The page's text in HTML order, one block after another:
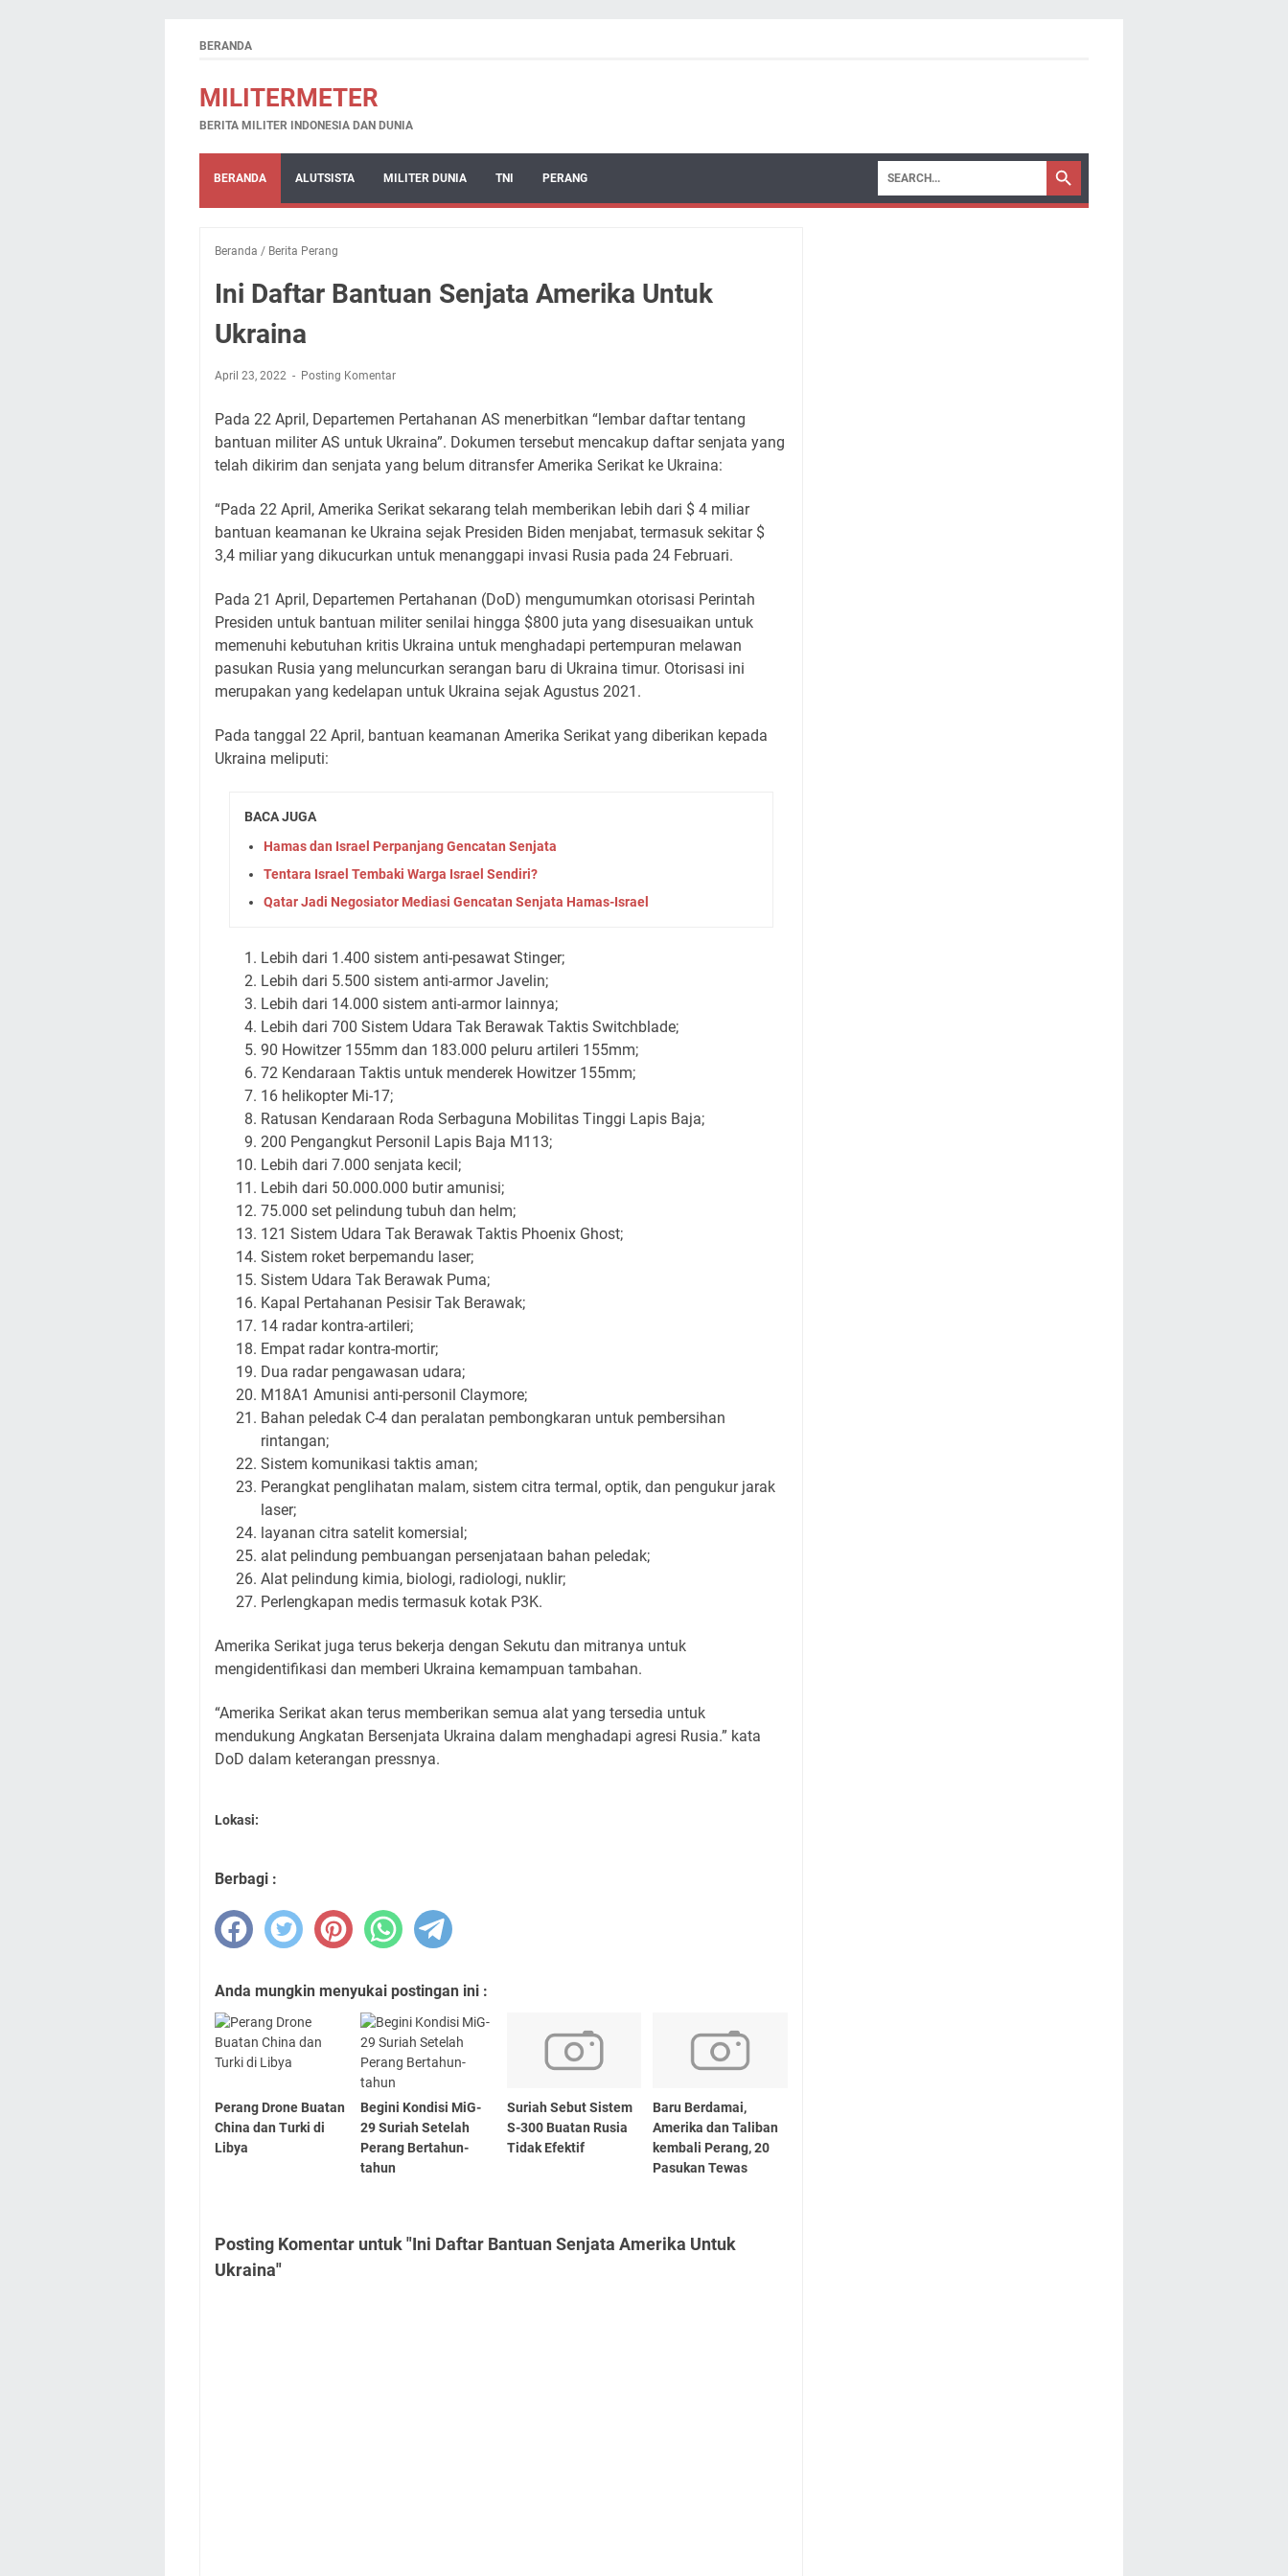
BERANDA
MILITERMETER
BERITA MILITER INDONESIA DAN DUNIA
BERANDA ALUTSISTA MILITER DUNIA TNI PERANG
Beranda / Berita Perang
Ini Daftar Bantuan Senjata Amerika Untuk
Ukraina
April 23, 2022 Posting Komentar
Pada 22 April, Departemen Pertahanan AS menerbitkan “lembar daftar tentang
bantuan militer AS untuk Ukraina”. Dokumen tersebut mencakup daftar senjata yang
telah dikirim dan senjata yang belum ditransfer Amerika Serikat ke Ukraina:
“Pada 22 April, Amerika Serikat sekarang telah memberikan lebih dari $ 4 miliar
bantuan keamanan ke Ukraina sejak Presiden Biden menjabat, termasuk sekitar $
3,4 miliar yang dikucurkan untuk menanggapi invasi Rusia pada 24 Februari.
Pada 21 April, Departemen Pertahanan (DoD) mengumumkan otorisasi Perintah
Presiden untuk bantuan militer senilai hingga $800 juta yang disesuaikan untuk
memenuhi kebutuhan kritis Ukraina untuk menghadapi pertempuran melawan
pasukan Rusia yang meluncurkan serangan baru di Ukraina timur. Otorisasi ini
merupakan yang kedelapan untuk Ukraina sejak Agustus 2021.
Pada tanggal 22 April, bantuan keamanan Amerika Serikat yang diberikan kepada
Ukraina meliputi:
BACA JUGA
Hamas dan Israel Perpanjang Gencatan Senjata
Tentara Israel Tembaki Warga Israel Sendiri?
Qatar Jadi Negosiator Mediasi Gencatan Senjata Hamas-Israel
Lebih dari 1.400 sistem anti-pesawat Stinger;
Lebih dari 5.500 sistem anti-armor Javelin;
Lebih dari 14.000 sistem anti-armor lainnya;
Lebih dari 700 Sistem Udara Tak Berawak Taktis Switchblade;
90 Howitzer 155mm dan 183.000 peluru artileri 155mm;
72 Kendaraan Taktis untuk menderek Howitzer 155mm;
16 helikopter Mi-17;
Ratusan Kendaraan Roda Serbaguna Mobilitas Tinggi Lapis Baja;
200 Pengangkut Personil Lapis Baja M113;
Lebih dari 7.000 senjata kecil;
Lebih dari 50.000.000 butir amunisi;
75.000 set pelindung tubuh dan helm;
121 Sistem Udara Tak Berawak Taktis Phoenix Ghost;
Sistem roket berpemandu laser;
Sistem Udara Tak Berawak Puma;
Kapal Pertahanan Pesisir Tak Berawak;
14 radar kontra-artileri;
Empat radar kontra-mortir;
Dua radar pengawasan udara;
M18A1 Amunisi anti-personil Claymore;
Bahan peledak C-4 dan peralatan pembongkaran untuk pembersihan
rintangan;
Sistem komunikasi taktis aman;
Perangkat penglihatan malam, sistem citra termal, optik, dan pengukur jarak
laser;
layanan citra satelit komersial;
alat pelindung pembuangan persenjataan bahan peledak;
Alat pelindung kimia, biologi, radiologi, nuklir;
Perlengkapan medis termasuk kotak P3K.
Amerika Serikat juga terus bekerja dengan Sekutu dan mitranya untuk
mengidentifikasi dan memberi Ukraina kemampuan tambahan.
“Amerika Serikat akan terus memberikan semua alat yang tersedia untuk
mendukung Angkatan Bersenjata Ukraina dalam menghadapi agresi Rusia.” kata
DoD dalam keterangan pressnya.
Lokasi:
Berbagi :
Anda mungkin menyukai postingan ini :
Perang Drone Buatan
China dan Turki di
Libya
Begini Kondisi MiG-
29 Suriah Setelah
Perang Bertahun-
tahun
Suriah Sebut Sistem
S-300 Buatan Rusia
Tidak Efektif
Baru Berdamai,
Amerika dan Taliban
kembali Perang, 20
Pasukan Tewas
Posting Komentar untuk "Ini Daftar Bantuan Senjata Amerika Untuk
Ukraina"